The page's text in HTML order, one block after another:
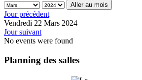
Aller au mois
Jour précédent
Vendredi 22 Mars 2024
Jour suivant
No events were found
Planning des salles